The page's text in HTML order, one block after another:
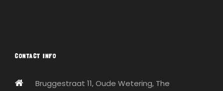
CONTACT INFO
Bruggestraat 11, Oude Wetering, The